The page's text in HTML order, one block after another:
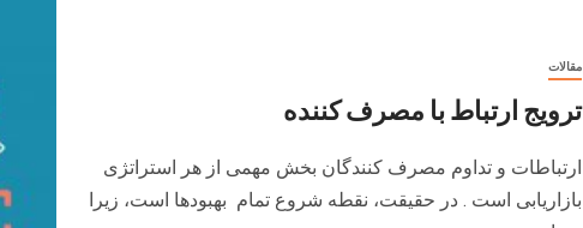
مقالات
ترویج ارتباط با مصرف کننده
ارتباطات و تداوم مصرف کنندگان بخش مهمی از هر استراتژی
بازاریابی است . در حقیقت، نقطه شروع تمام بهبودها است، زیرا